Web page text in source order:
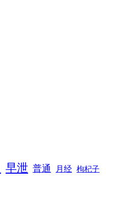
早泄 普通 月经 枸杞子